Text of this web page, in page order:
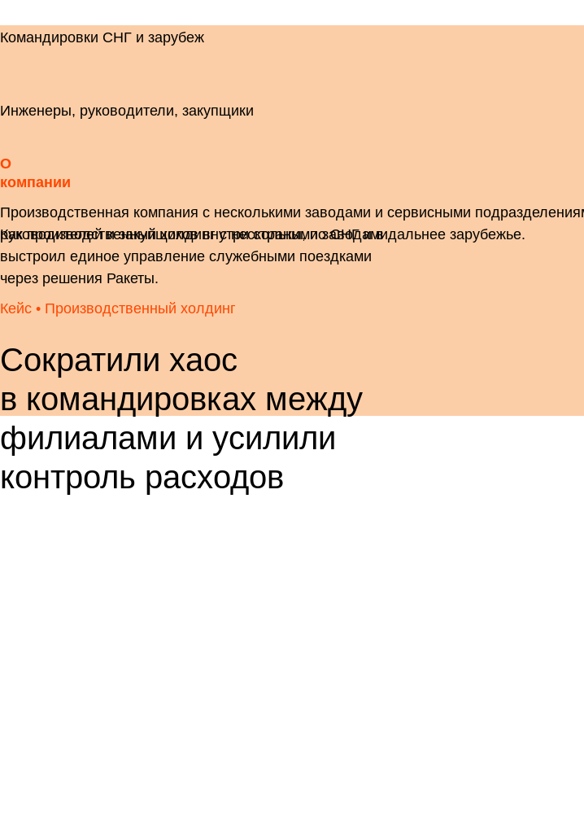
Как производственный холдинг с несколькими заводами
выстроил единое управление служебными поездками
через решения Ракеты.
Кейс • Производственный холдинг
Сократили хаос
в командировках между
филиалами и усилили
контроль расходов
Командировки СНГ и зарубеж
Инженеры, руководители, закупщики
О
компании
Производственная компания с несколькими заводами и сервисными
руководителей и закупщиков внутри страны, по СНГ и в дальнее зарубежье.